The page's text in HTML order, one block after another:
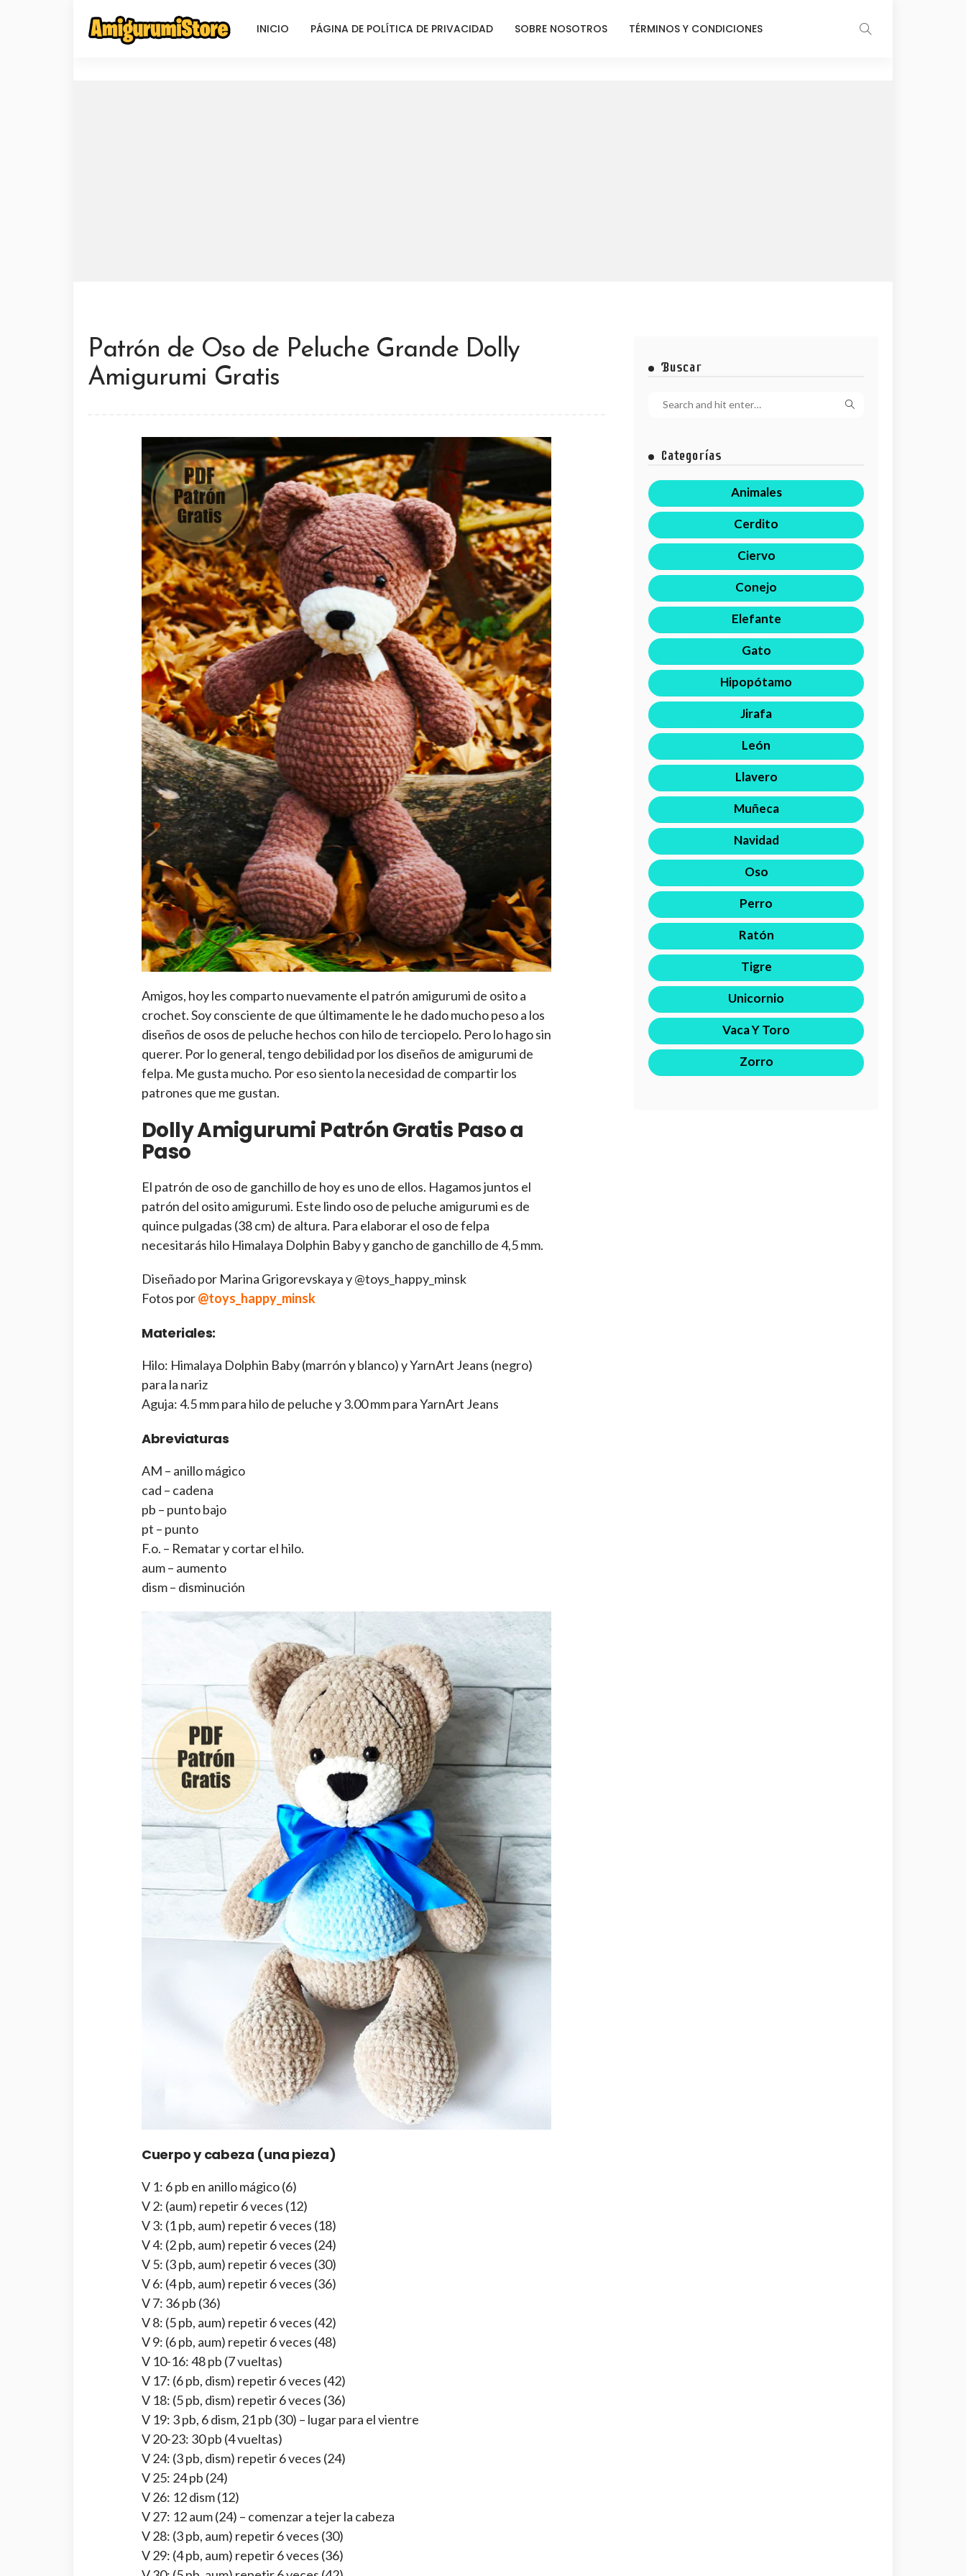
INICIO PÁGINA DE POLÍTICA DE PRIVACIDAD SOBRE NOSOTROS TÉRMINOS Y CONDICIONES
Patrón de Oso de Peluche Grande Dolly
Amigurumi Gratis
Amigos, hoy les comparto nuevamente el patrón amigurumi de osito a
crochet. Soy consciente de que últimamente le he dado mucho peso a los
diseños de osos de peluche hechos con hilo de terciopelo. Pero lo hago sin
querer. Por lo general, tengo debilidad por los diseños de amigurumi de
felpa. Me gusta mucho. Por eso siento la necesidad de compartir los
patrones que me gustan.
Dolly Amigurumi Patrón Gratis Paso a
Paso
El patrón de oso de ganchillo de hoy es uno de ellos. Hagamos juntos el
patrón del osito amigurumi. Este lindo oso de peluche amigurumi es de
quince pulgadas (38 cm) de altura. Para elaborar el oso de felpa
necesitarás hilo Himalaya Dolphin Baby y gancho de ganchillo de 4,5 mm.
Diseñado por Marina Grigorevskaya y @toys_happy_minsk
Fotos por@toys_happy_minsk
Materiales:
Hilo: Himalaya Dolphin Baby (marrón y blanco) y YarnArt Jeans (negro)
para la nariz
Aguja: 4.5 mm para hilo de peluche y 3.00 mm para YarnArt Jeans
Abreviaturas
AM – anillo mágico
cad – cadena
pb – punto bajo
pt – punto
F.o. – Rematar y cortar el hilo.
aum – aumento
dism – disminución
Cuerpo y cabeza (una pieza)
V 1: 6 pb en anillo mágico (6)
V 2: (aum) repetir 6 veces (12)
V 3: (1 pb, aum) repetir 6 veces (18)
V 4: (2 pb, aum) repetir 6 veces (24)
V 5: (3 pb, aum) repetir 6 veces (30)
V 6: (4 pb, aum) repetir 6 veces (36)
V 7: 36 pb (36)
V 8: (5 pb, aum) repetir 6 veces (42)
V 9: (6 pb, aum) repetir 6 veces (48)
V 10-16: 48 pb (7 vueltas)
V 17: (6 pb, dism) repetir 6 veces (42)
V 18: (5 pb, dism) repetir 6 veces (36)
V 19: 3 pb, 6 dism, 21 pb (30) – lugar para el vientre
V 20-23: 30 pb (4 vueltas)
V 24: (3 pb, dism) repetir 6 veces (24)
V 25: 24 pb (24)
V 26: 12 dism (12)
V 27: 12 aum (24) – comenzar a tejer la cabeza
V 28: (3 pb, aum) repetir 6 veces (30)
V 29: (4 pb, aum) repetir 6 veces (36)
Buscar
Categorías
Animales
Cerdito
Ciervo
Conejo
Elefante
Gato
Hipopótamo
Jirafa
León
Llavero
Muñeca
Navidad
Oso
Perro
Ratón
Tigre
Unicornio
Vaca Y Toro
Zorro